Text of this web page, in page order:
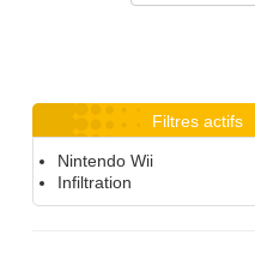
Filtres actifs
Nintendo Wii
Infiltration